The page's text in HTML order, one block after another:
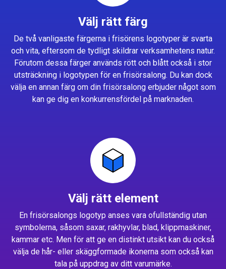
Välj rätt färg
De två vanligaste färgerna i frisörens logotyper är svarta
och vita, eftersom de tydligt skildrar verksamhetens natur.
Förutom dessa färger används rött och blått också i stor
utsträckning i logotypen för en frisörsalong. Du kan dock
välja en annan färg om din frisörsalong erbjuder något som
kan ge dig en konkurrensfördel på marknaden.
Välj rätt element
En frisörsalongs logotyp anses vara ofullständig utan
symbolerna, såsom saxar, rakhyvlar, blad, klippmaskiner,
kammar etc. Men för att ge en distinkt utsikt kan du också
välja de hår- eller skäggformade ikonerna som också kan
tala på uppdrag av ditt varumärke.